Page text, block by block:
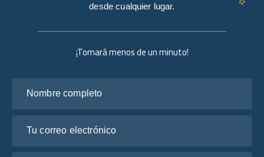
¡Tomará menos de un minuto!
desde cualquier lugar.